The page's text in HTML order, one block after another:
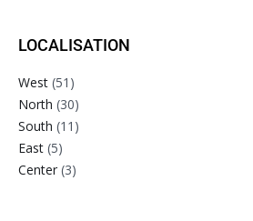
LOCALISATION
West (51)
North (30)
South (11)
East (5)
Center (3)